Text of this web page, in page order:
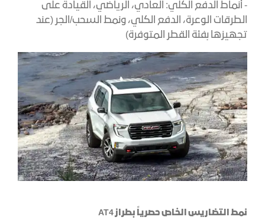
- أنماط الدفع الكلي: العادي، الرياضي، القيادة على
الطرقات الوعرة، الدفع الكلي، ونمط السحب/الجر (عند
تجهيزها بفئة القطر المتوفرة)
نمط التضاريس الخاص حصرياً بطراز AT4